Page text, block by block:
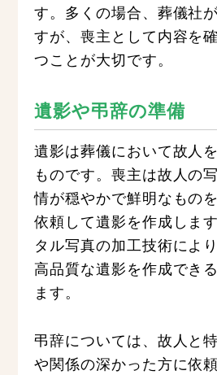
す。多くの場合、葬儀社
すが、喪主として内容を
つことが大切です。
遺影や弔辞の準備
遺影は葬儀において故人
ものです。喪主は故人の
情が穏やかで鮮明なもの
依頼して遺影を作成しま
タル写真の加工技術によ
高品質な遺影を作成でき
ます。
弔辞については、故人と
や関係の深かった方に依